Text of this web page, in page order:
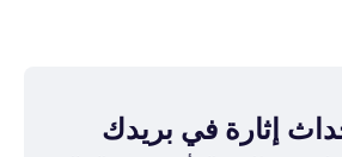
إثارة في بريدك